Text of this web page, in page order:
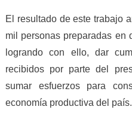
El resultado de este trabajo
mil personas preparadas en
logrando con ello, dar
recibidos por parte del
sumar esfuerzos para
economía productiva del país.